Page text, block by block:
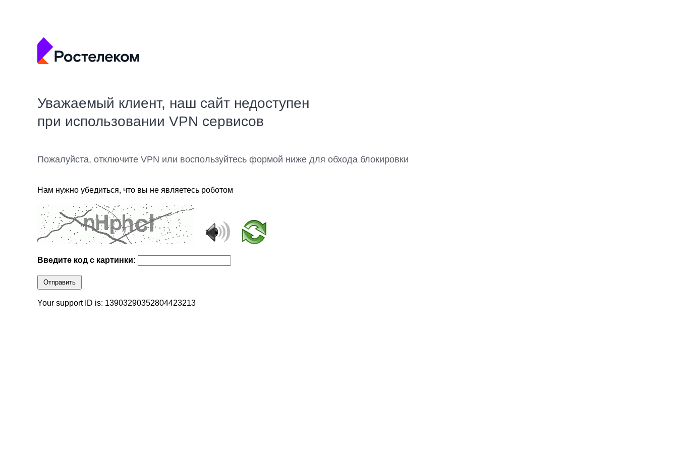
Уважаемый клиент, наш сайт недоступен
при использовании VPN сервисов
Пожалуйста, отключите VPN или воспользуйтесь формой ниже для обхода блокировки
Нам нужно убедиться, что вы не являетесь роботом
Введите код с картинки:
Отправить
Your support ID is: 13903290352804423213